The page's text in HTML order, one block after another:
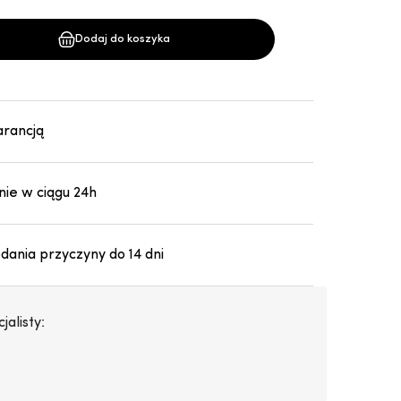
Dodaj do koszyka
w ciągu 24h
przyczyny do 14 dni